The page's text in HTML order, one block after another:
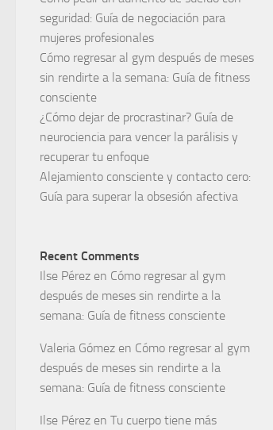
seguridad: Guía de negociación para
mujeres profesionales
Cómo regresar al gym después de meses
sin rendirte a la semana: Guía de fitness
consciente
¿Cómo dejar de procrastinar? Guía de
neurociencia para vencer la parálisis y
recuperar tu enfoque
Alejamiento consciente y contacto cero:
Guía para superar la obsesión afectiva
Recent Comments
Ilse Pérez en Cómo regresar al gym
después de meses sin rendirte a la
semana: Guía de fitness consciente
Valeria Gómez en Cómo regresar al gym
después de meses sin rendirte a la
semana: Guía de fitness consciente
Ilse Pérez en Tu cuerpo tiene más